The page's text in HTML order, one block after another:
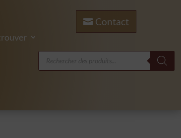
Contact
Recherche
produits